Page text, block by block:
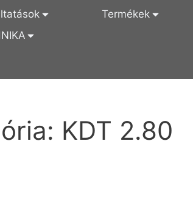
Termékek
KDT 2.80